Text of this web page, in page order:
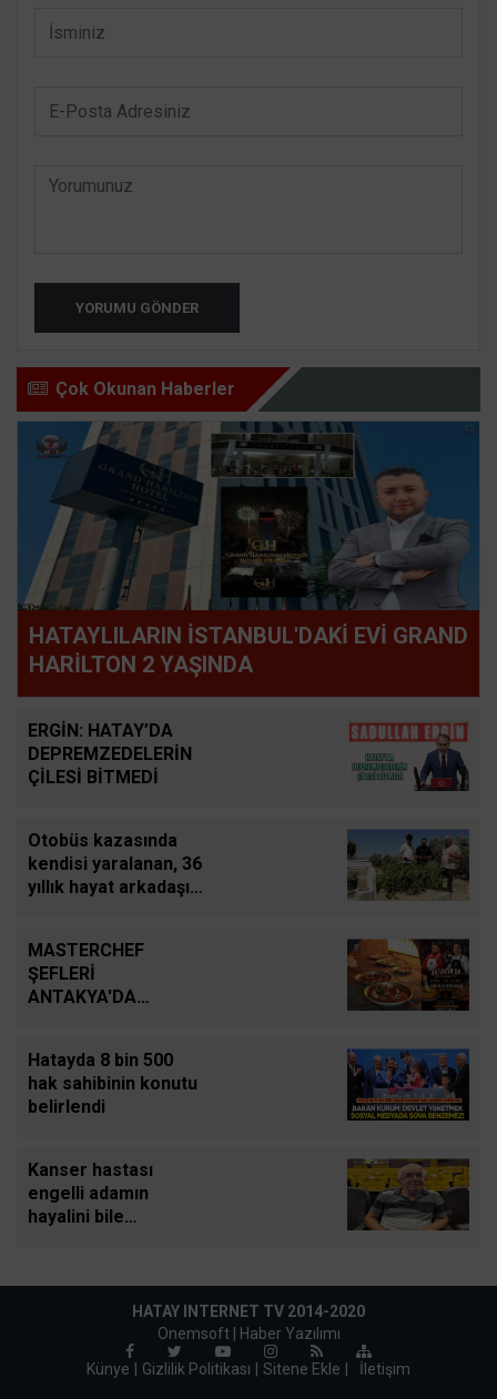
YORUMU GÖNDER
Çok Okunan Haberler
HATAYLILARIN İSTANBUL'DAKİ EVİ GRAND
HARİLTON 2 YAŞINDA
ERGİN: HATAY’DA
DEPREMZEDELERİN
ÇİLESİ BİTMEDİ
Otobüs kazasında
kendisi yaralanan, 36
yıllık hayat arkadaşı
defalarca uyardığı
ortaya çıktı
MASTERCHEF
ŞEFLERİ
ANTAKYA'DA
Hatayda 8 bin 500
hak sahibinin konutu
belirlendi
Kanser hastası
engelli adamın
hayalini bile
gözyaşı
duygulandırdıHATAY INTERNET TV 2014-2020
Onemsoft |
Haber Yazılımı
Künye
Gizlilik Politikası Sitene Ekle İletişim